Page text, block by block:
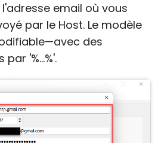
email où vous
par le Host. Le modèle
des
'%...%'.